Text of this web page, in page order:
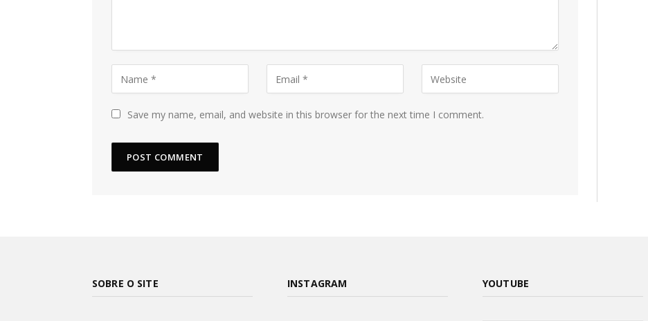
Save my name, email, and website in this browser for the next time I comment.
SOBRE O SITE INSTAGRAM YOUTUBE